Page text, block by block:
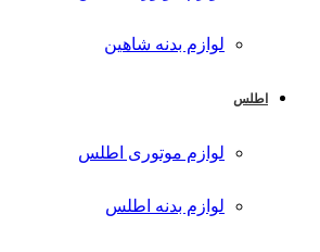
لوازم بدنه شاهین
اطلس
لوازم موتوری اطلس
لوازم بدنه اطلس